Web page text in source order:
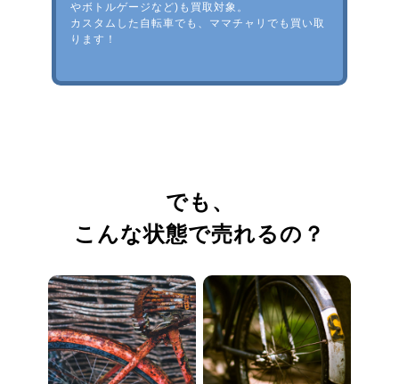
やボトルゲージなど)も買取対象。
カスタムした自転車でも、ママチャリでも買い取
ります！
でも、
こんな状態で売れるの？